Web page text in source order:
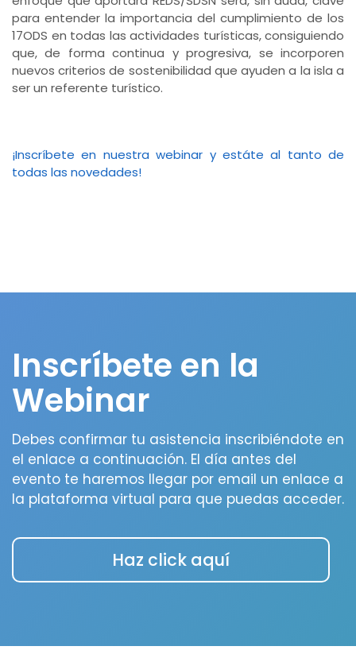
para entender la importancia del cumplimiento de los
17ODS en todas las actividades turísticas, consiguiendo
que, de forma continua y progresiva, se incorporen
nuevos criterios de sostenibilidad que ayuden a la isla a
ser un referente turístico.
¡Inscríbete en nuestra webinar y estáte al tanto de
todas las novedades!
Inscríbete en la
Webinar
Debes confirmar tu asistencia inscribiéndote en
el enlace a continuación. El día antes del
evento te haremos llegar por email un enlace a
la plataforma virtual para que puedas acceder.
Haz click aquí